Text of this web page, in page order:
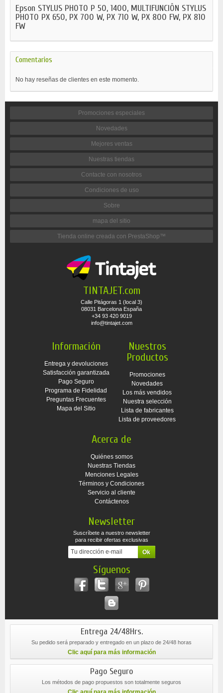
Epson STYLUS PHOTO P 50, 1400, MULTIFUNCIÔN STYLUS
PHOTO PX 650, PX 700 W, PX 710 W, PX 800 FW, PX 810
FW
Comentarios
No hay reseñas de clientes en este momento.
Promociones especiales
Novedades
Mejores ventas
Nuestras tiendas
Contacte con nosotros
Condiciones de uso
Sobre
mapa del sitio
Tienda online creada con PrestaShop™
TINTAJET.com
Calle Pitágoras 1 (local 3)
08031 Barcelona España
+34 93 420 9019
info@tintajet.com
Información
Entrega y devoluciones
Satisfacción garantizada
Pago Seguro
Programa de Fidelidad
Preguntas Frecuentes
Mapa del Sitio
Nuestros
Productos
Promociones
Novedades
Los más vendidos
Nuestra selección
Lista de fabricantes
Lista de proveedores
Acerca de
Quiénes somos
Nuestras Tiendas
Menciones Legales
Términos y Condiciones
Servicio al cliente
Contáctenos
Newsletter
Suscríbete a nuestro newsletter
para recibir ofertas exclusivas
Síguenos
Entrega 24/48Hrs.
Su pedido será preparado y entregado en un plazo de 24/48 horas
Clic aquí para más información
Pago Seguro
Los métodos de pago propuestos son totalmente seguros